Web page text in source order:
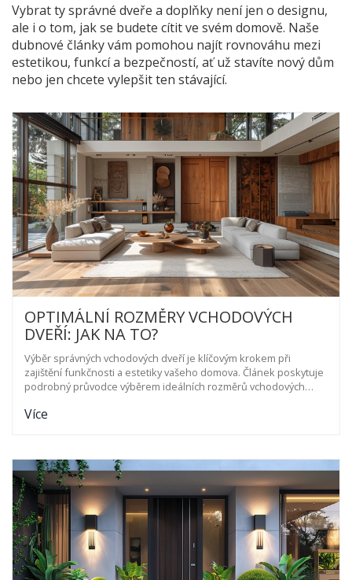
Vybrat ty správné dveře a doplňky není jen o designu,
ale i o tom, jak se budete cítit ve svém domově. Naše
dubnové články vám pomohou najít rovnováhu mezi
estetikou, funkcí a bezpečností, ať už stavíte nový dům
nebo jen chcete vylepšit ten stávající.
OPTIMÁLNÍ ROZMĚRY VCHODOVÝCH
DVEŘÍ: JAK NA TO?
Výběr správných vchodových dveří je klíčovým krokem při
zajištění funkčnosti a estetiky vašeho domova. Článek poskytuje
podrobný průvodce výběrem ideálních rozměrů vchodových
také praktické tipy pro instalaci a údržbu dveří, aby sloužily co
Více